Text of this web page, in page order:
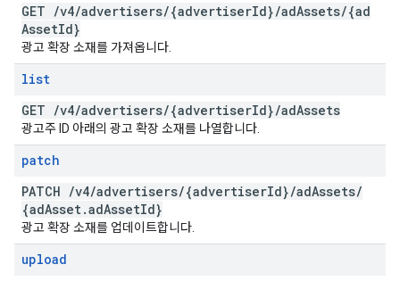
GET /v4/advertisers/{advertiserId}/adAssets/{ad
AssetId}
광고 확장 소재를 가져옵니다.
list
GET /v4/advertisers/{advertiserId}/adAssets
광고주 ID 아래의 광고 확장 소재를 나열합니다.
patch
PATCH /v4/advertisers/{advertiserId}/adAssets/
{adAsset.adAssetId}
광고 확장 소재를 업데이트합니다.
upload